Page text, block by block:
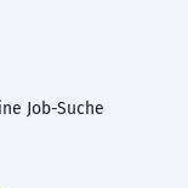
Job-Suche